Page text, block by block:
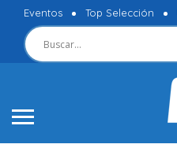
Eventos Top Selección